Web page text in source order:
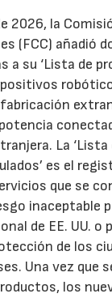
2026, la
(FCC) añadió
a su ‘Lista de
La ‘Lista
es el
que se
inaceptable
de EE. UU. o
de los
Una vez que
los